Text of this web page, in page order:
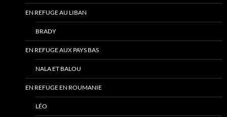
EN REFUGE AU LIBAN
BRADY
EN REFUGE AUX PAYS BAS
NALA ET BALOU
EN REFUGE EN ROUMANIE
LÉO